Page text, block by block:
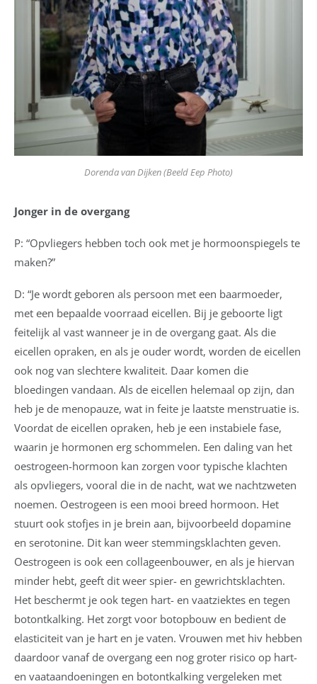
Dorenda van Dijken (Beeld Eep Photo)
Jonger in de overgang
P: “Opvliegers hebben toch ook met je hormoonspiegels te
maken?”
D: “Je wordt geboren als persoon met een baarmoeder,
met een bepaalde voorraad eicellen. Bij je geboorte ligt
feitelijk al vast wanneer je in de overgang gaat. Als die
eicellen opraken, en als je ouder wordt, worden de eicellen
ook nog van slechtere kwaliteit. Daar komen die
bloedingen vandaan. Als de eicellen helemaal op zijn, dan
heb je de menopauze, wat in feite je laatste menstruatie is.
Voordat de eicellen opraken, heb je een instabiele fase,
waarin je hormonen erg schommelen. Een daling van het
oestrogeen-hormoon kan zorgen voor typische klachten
als opvliegers, vooral die in de nacht, wat we nachtzweten
noemen. Oestrogeen is een mooi breed hormoon. Het
stuurt ook stofjes in je brein aan, bijvoorbeeld dopamine
en serotonine. Dit kan weer stemmingsklachten geven.
Oestrogeen is ook een collageenbouwer, en als je hiervan
minder hebt, geeft dit weer spier- en gewrichtsklachten.
Het beschermt je ook tegen hart- en vaatziektes en tegen
botontkalking. Het zorgt voor botopbouw en bedient de
elasticiteit van je hart en je vaten. Vrouwen met hiv hebben
daardoor vanaf de overgang een nog groter risico op hart-
en vaataandoeningen en botontkalking vergeleken met